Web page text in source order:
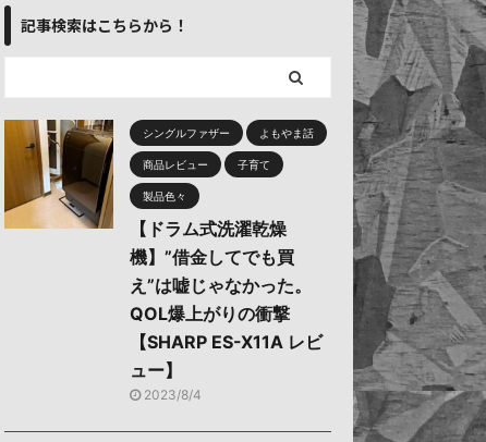
記事検索はこちらから！
シングルファザー よもやま話
商品レビュー 子育て
製品色々
【ドラム式洗濯乾燥
機】”借金してでも買
え”は嘘じゃなかった。
QOL爆上がりの衝撃
【SHARP ES-X11A レビ
ュー】
2023/8/4